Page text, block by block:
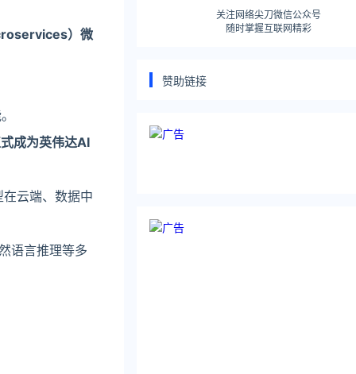
vices）微
成为英伟达AI
云端、数据中
语言推理等多
关注网络尖刀微信公众号
随时掌握互联网精彩
赞助链接